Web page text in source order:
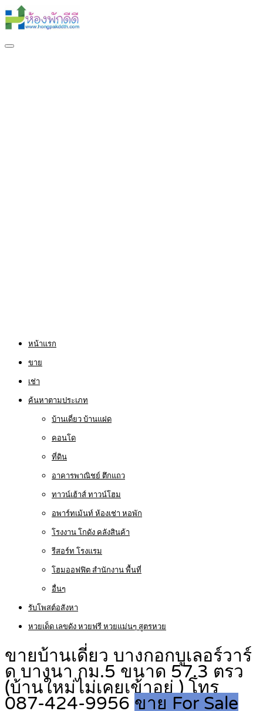
หน้าแรก
ขาย
เช่า
ค้นหาตามประเภท
บ้านเดี่ยว บ้านแฝด
คอนโด
ที่ดิน
อาคารพาณิชย์ ตึกแถว
ทาวน์เฮ้าส์ ทาวน์โฮม
อพาร์ทเม้นท์ ห้องเช่า หอพัก
โรงงาน โกดัง คลังสินค้า
รีสอร์ท โรงแรม
โฮมออฟฟิต สำนักงาน พื้นที่
อื่นๆ
รับโพสต์อสังหา
หวยเด็ด เลขดัง หวยฟรี หวยแม่นๆ สูตรหวย
ขายบ้านเดี่ยว บางกอกบูเลอร์วาร์
ด บางนา กม.5 ขนาด 57.3 ตรว
(บ้านใหม่ไม่เคยเข้าอยู่ ) โทร
087-424-9956 ขาย For Sale